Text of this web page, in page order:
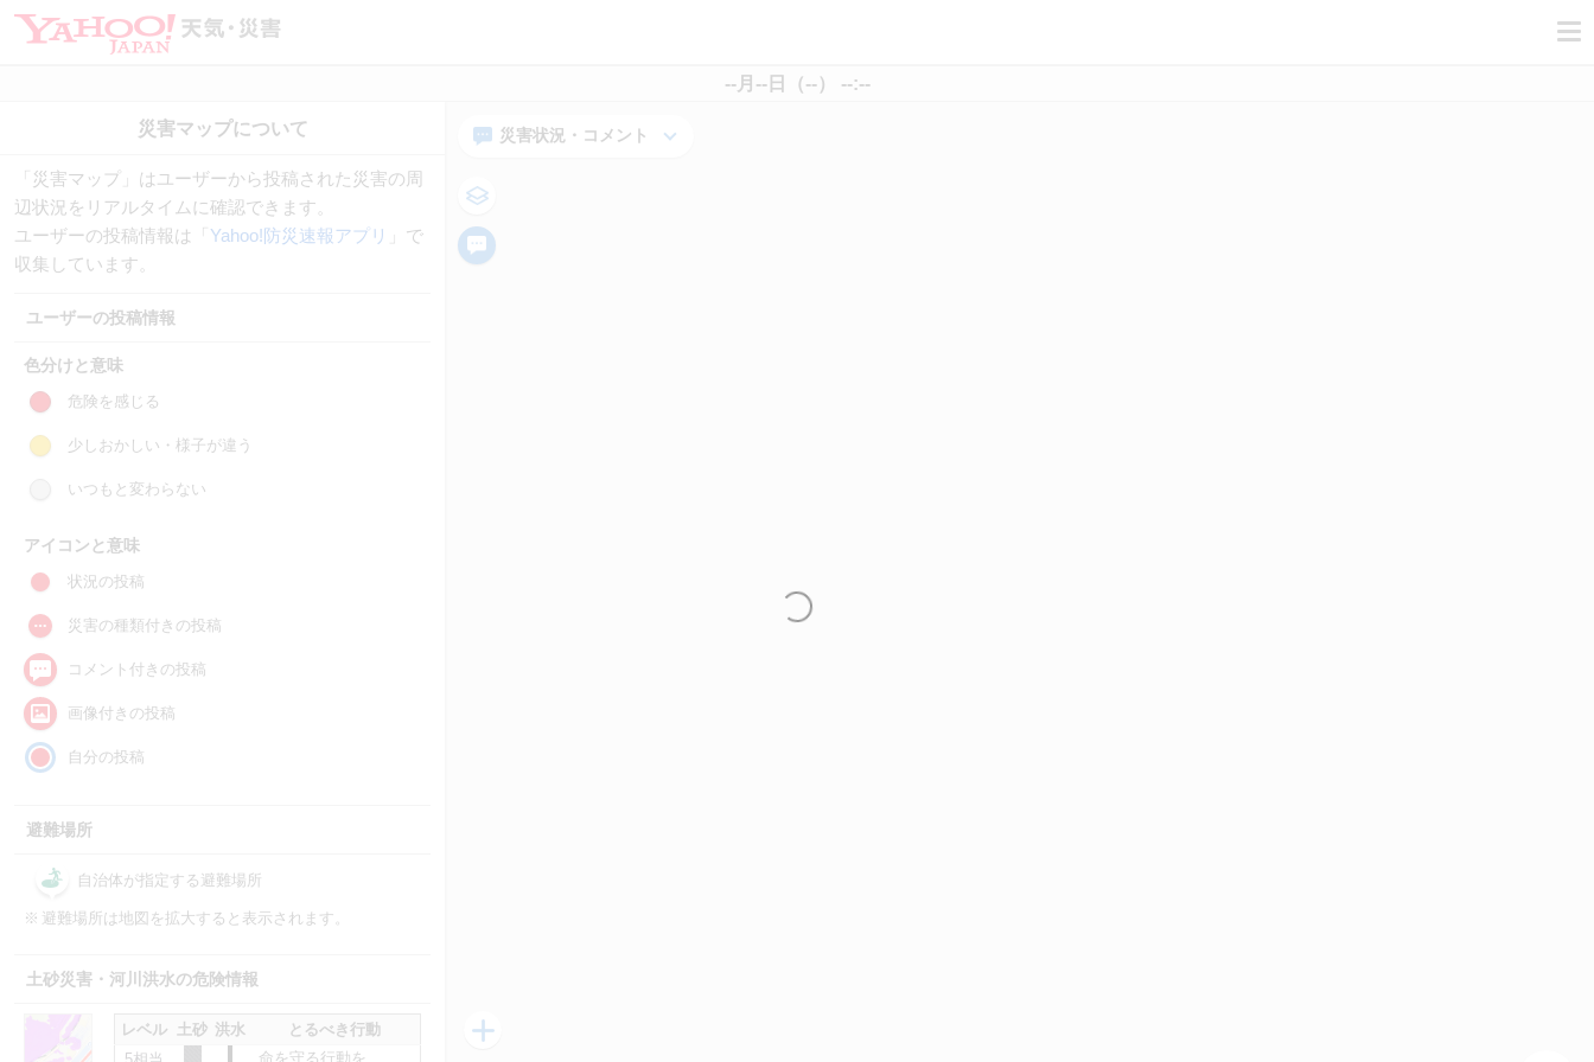
--月--日（--） --:--
災害状況・コメント
「災害マップ」はユーザーから投稿された災害の周
辺状況をリアルタイムに確認できます。
ユーザーの投稿情報は「 Yahoo!防災速報アプリ
」で
収集しています。
ユーザーの投稿情報
色分けと意味
危険を感じる
少しおかしい・様子が違う
いつもと変わらない
アイコンと意味
状況の投稿
災害の種類付きの投稿
コメント付きの投稿
画像付きの投稿
自分の投稿
避難場所
自治体が指定する避難場所
※ 避難場所は地図を拡大すると表示されます。
土砂災害・河川洪水の危険情報
レベル 土砂 洪水
とるべき行動
命を守る行動を